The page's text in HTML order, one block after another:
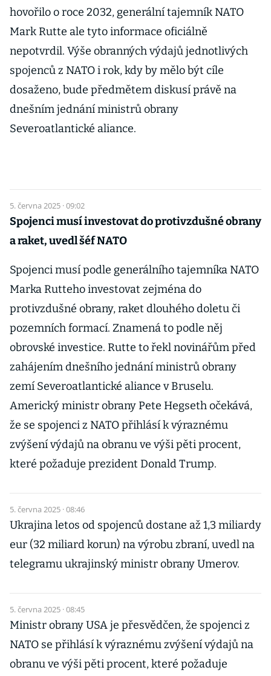
hovořilo o roce 2032, generální tajemník NATO
Mark Rutte ale tyto informace oficiálně
nepotvrdil. Výše obranných výdajů jednotlivých
spojenců z NATO i rok, kdy by mělo být cíle
dosaženo, bude předmětem diskusí právě na
dnešním jednání ministrů obrany
Severoatlantické aliance.
5. června 2025 · 09:02
Spojenci musí investovat do protivzdušné obrany
a raket, uvedl šéf NATO
Spojenci musí podle generálního tajemníka NATO
Marka Rutteho investovat zejména do
protivzdušné obrany, raket dlouhého doletu či
pozemních formací. Znamená to podle něj
obrovské investice. Rutte to řekl novinářům před
zahájením dnešního jednání ministrů obrany
zemí Severoatlantické aliance v Bruselu.
Americký ministr obrany Pete Hegseth očekává,
že se spojenci z NATO přihlásí k výraznému
zvýšení výdajů na obranu ve výši pěti procent,
které požaduje prezident Donald Trump.
5. června 2025 · 08:46
Ukrajina letos od spojenců dostane až 1,3 miliardy
eur (32 miliard korun) na výrobu zbraní, uvedl na
telegramu ukrajinský ministr obrany Umerov.
5. června 2025 · 08:45
Ministr obrany USA je přesvědčen, že spojenci z
NATO se přihlásí k výraznému zvýšení výdajů na
obranu ve výši pěti procent, které požaduje